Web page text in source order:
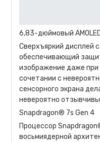
6,83-дюймовый
Сверхъяркий дисплей
обеспечивающий
изображение даже при
сочетании с
сенсорного экрана
невероятно
Snapdragon® 7s Gen 4
Процессор
восьмиядерной